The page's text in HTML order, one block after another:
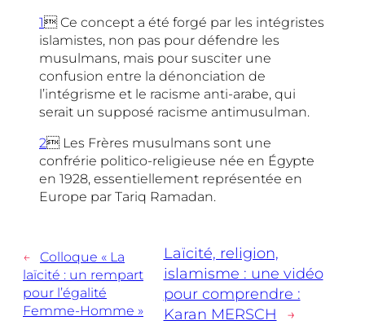
1 Ce concept a été forgé par les intégristes
islamistes, non pas pour défendre les
musulmans, mais pour susciter une
confusion entre la dénonciation de
l’intégrisme et le racisme anti-arabe, qui
serait un supposé racisme antimusulman.
2 Les Frères musulmans sont une
confrérie politico-religieuse née en Égypte
en 1928, essentiellement représentée en
Europe par Tariq Ramadan.
← Colloque « La
laïcité : un rempart
pour l’égalité
Femme-Homme »
Laïcité, religion,
islamisme : une vidéo
pour comprendre :
Karan MERSCH
→